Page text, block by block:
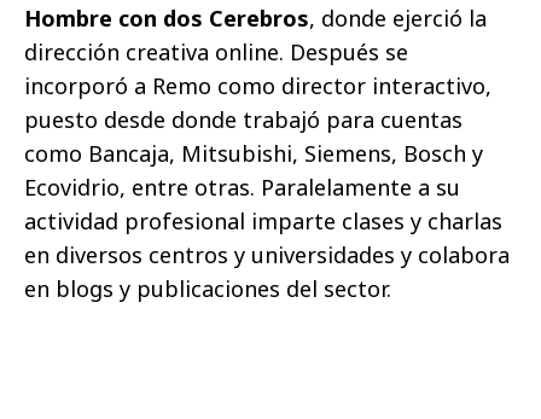
Hombre con dos Cerebros, donde ejerció la
dirección creativa online. Después se
incorporó a Remo como director interactivo,
puesto desde donde trabajó para cuentas
como Bancaja, Mitsubishi, Siemens, Bosch y
Ecovidrio, entre otras. Paralelamente a su
actividad profesional imparte clases y charlas
en diversos centros y universidades y colabora
en blogs y publicaciones del sector.